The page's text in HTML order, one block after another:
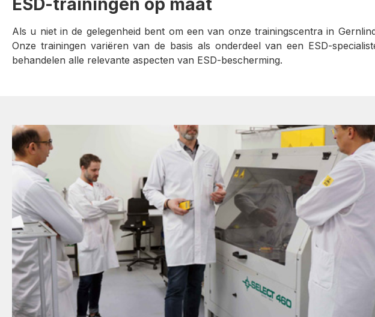
ESD-trainingen op maat
Als u niet in de gelegenheid bent om een van onze trainingscentra in
Onze trainingen variëren van de basis als onderdeel van een ESD-
behandelen alle relevante aspecten van ESD-bescherming.